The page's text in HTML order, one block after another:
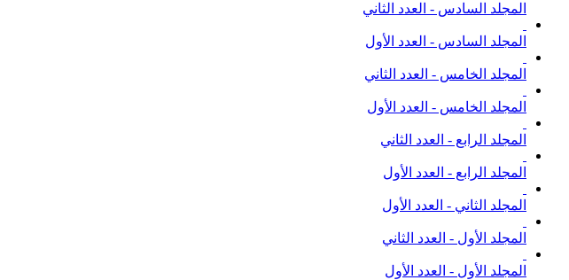
المجلد السادس - العدد الثاني
المجلد السادس - العدد الأول
المجلد الخامس - العدد الثاني
المجلد الخامس - العدد الأول
المجلد الرابع - العدد الثاني
المجلد الرابع - العدد الأول
المجلد الثاني - العدد الأول
المجلد الأول - العدد الثاني
المجلد الأول - العدد الأول